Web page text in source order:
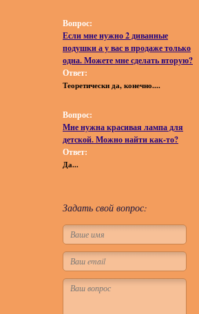
Вопрос:
Если мне нужно 2 диванные
подушки а у вас в продаже только
одна. Можете мне сделать вторую?
Ответ:
Теоретически да, конечно....
Вопрос:
Мне нужна красивая лампа для
детской. Можно найти как-то?
Ответ:
Да...
Задать свой вопрос: